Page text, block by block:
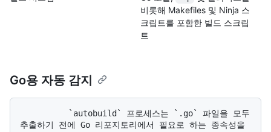
비롯해 Makefiles 및 Ninja 스
크립트를 포함한 빌드 스크립
트
Go용 자동 감지
추출하기 전에 Go 리포지토리에서 필요로 하는 종속성을